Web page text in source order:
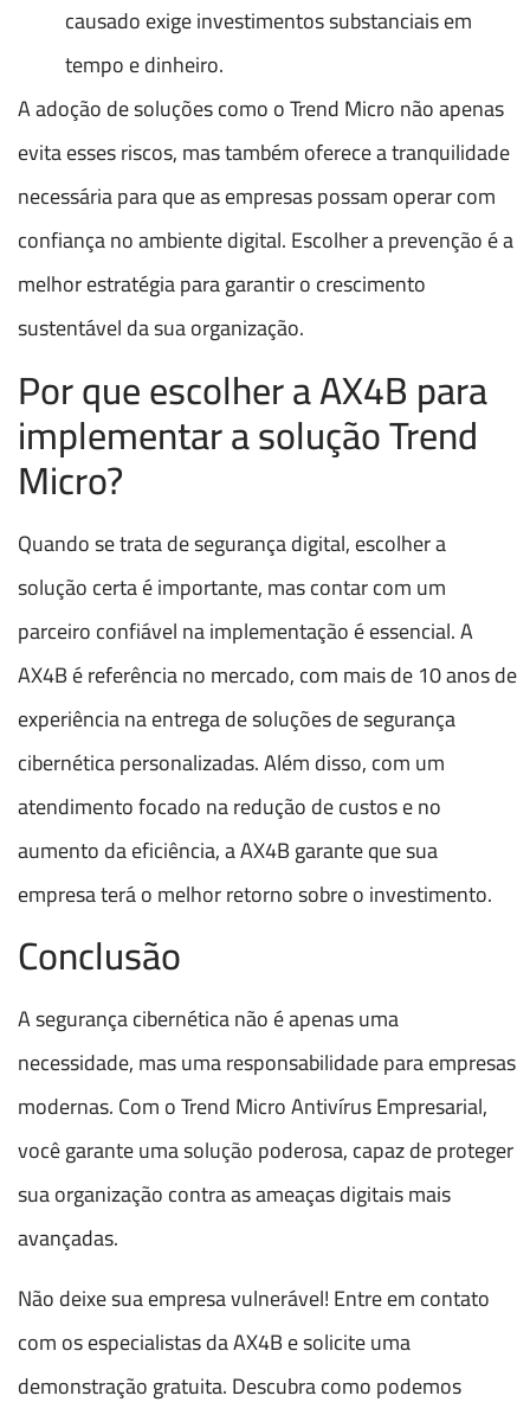
causado exige investimentos substanciais em
tempo e dinheiro.
A adoção de soluções como o Trend Micro não apenas
evita esses riscos, mas também oferece a tranquilidade
necessária para que as empresas possam operar com
confiança no ambiente digital. Escolher a prevenção é a
melhor estratégia para garantir o crescimento
sustentável da sua organização.
Por que escolher a AX4B para
implementar a solução Trend
Micro?
Quando se trata de segurança digital, escolher a
solução certa é importante, mas contar com um
parceiro confiável na implementação é essencial. A
AX4B é referência no mercado, com mais de 10 anos de
experiência na entrega de soluções de segurança
cibernética personalizadas. Além disso, com um
atendimento focado na redução de custos e no
aumento da eficiência, a AX4B garante que sua
empresa terá o melhor retorno sobre o investimento.
Conclusão
A segurança cibernética não é apenas uma
necessidade, mas uma responsabilidade para empresas
modernas. Com o Trend Micro Antivírus Empresarial,
você garante uma solução poderosa, capaz de proteger
sua organização contra as ameaças digitais mais
avançadas.
Não deixe sua empresa vulnerável! Entre em contato
com os especialistas da AX4B e solicite uma
demonstração gratuita. Descubra como podemos